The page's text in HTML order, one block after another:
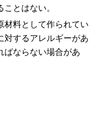
とはない。
材料として作られてい
対するアレルギーがあ
ばならない場合があ